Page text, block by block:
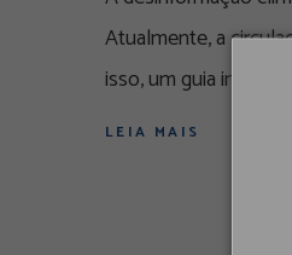
Atualmente, a
isso, um guia inédito
LEIA MAIS